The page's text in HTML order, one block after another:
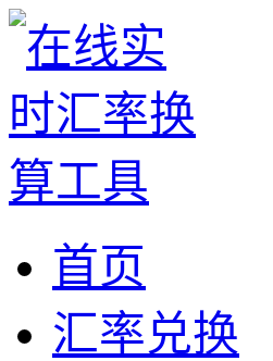
首页
汇率兑换